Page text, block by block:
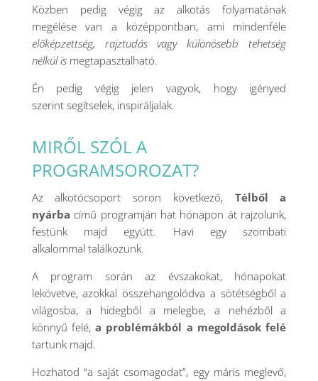
Közben pedig végig az alkotás folyamatának
megélése van a középpontban, ami mindenféle
előképzettség, rajztudás vagy különösebb tehetség
nélkül ismegtapasztalható.
Én pedig végig jelen vagyok, hogy igényed
szerint segítselek, inspiráljalak.
MIRŐL SZÓL A
PROGRAMSOROZAT?
Az alkotócsoport soron következő, Télből a
nyárba című programján hat hónapon át rajzolunk,
festünk majd együtt. Havi egy szombati
alkalommal találkozunk.
A program során az évszakokat, hónapokat
lekövetve, azokkal összehangolódva a sötétségből a
világosba, a hidegből a melegbe, a nehézből a
könnyű felé, a problémákból a megoldások felé
tartunk majd.
Hozhatod “a saját csomagodat”, egy máris meglevő,